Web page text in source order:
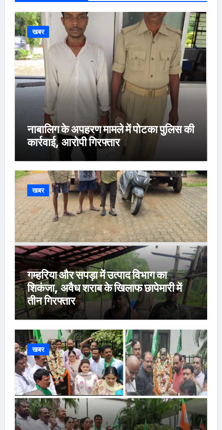
खबर
नाबालिग के अपहरण मामले में पोटका पुलिस की
कार्रवाई, आरोपी गिरफ्तार
खबर
गम्हरिया और सपड़ा में उत्पाद विभाग का
शिकंजा, अवैध शराब के खिलाफ छापेमारी में
तीन गिरफ्तार
खबर